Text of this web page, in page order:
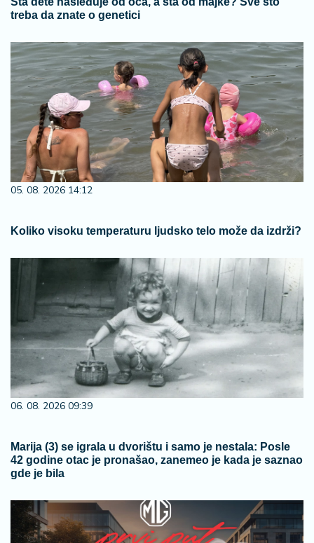
treba da znate o genetici
05. 08. 2026 14:12
Koliko visoku temperaturu ljudsko telo može da izdrži?
06. 08. 2026 09:39
Marija (3) se igrala u dvorištu i samo je nestala: Posle
42 godine otac je pronašao, zanemeo je kada je saznao
gde je bila